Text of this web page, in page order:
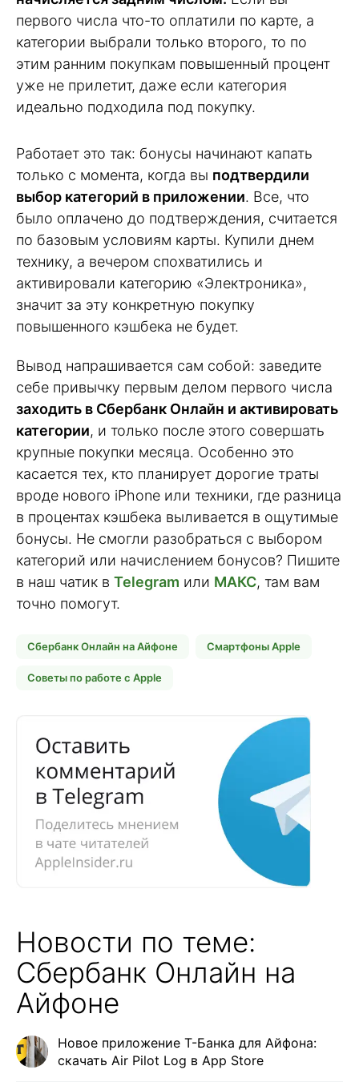
первого числа что-то оплатили по карте, а
категории выбрали только второго, то по
этим ранним покупкам повышенный процент
уже не прилетит, даже если категория
идеально подходила под покупку.
Работает это так: бонусы начинают капать
только с момента, когда вы подтвердили
выбор категорий в приложении. Все, что
было оплачено до подтверждения, считается
по базовым условиям карты. Купили днем
технику, а вечером спохватились и
активировали категорию «Электроника»,
значит за эту конкретную покупку
повышенного кэшбека не будет.
Вывод напрашивается сам собой: заведите
себе привычку первым делом первого числа
заходить в Сбербанк Онлайн и активировать
категории, и только после этого совершать
крупные покупки месяца. Особенно это
касается тех, кто планирует дорогие траты
вроде нового iPhone или техники, где разница
в процентах кэшбека выливается в ощутимые
бонусы. Не смогли разобраться с выбором
категорий или начислением бонусов? Пишите
в наш чатик в Telegram или МАКС, там вам
точно помогут.
Сбербанк Онлайн на Айфоне Смартфоны Apple
Советы по работе с Apple
Новости по теме:
Сбербанк Онлайн на
Айфоне
Новое приложение Т-Банка для Айфона:
скачать Air Pilot Log в App Store